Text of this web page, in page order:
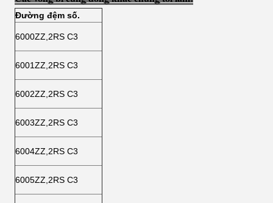
Đường đệm số.
6000ZZ,2RS C3
6001ZZ,2RS C3
6002ZZ,2RS C3
6003ZZ,2RS C3
6004ZZ,2RS C3
6005ZZ,2RS C3